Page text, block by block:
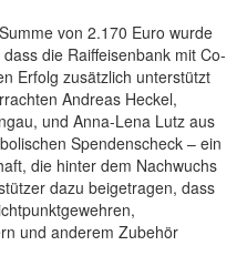
von 2.170 Euro wurde
die Raiffeisenbank mit Co-
Erfolg zusätzlich unterstützt
Andreas Heckel,
und Anna-Lena Lutz aus
Spendenscheck – ein
die hinter dem Nachwuchs
dazu beigetragen, dass
und anderem Zubehör